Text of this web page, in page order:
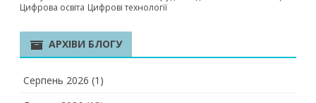
Цифрова освіта Цифрові технології
АРХІВИ БЛОГУ
Серпень 2026 (1)